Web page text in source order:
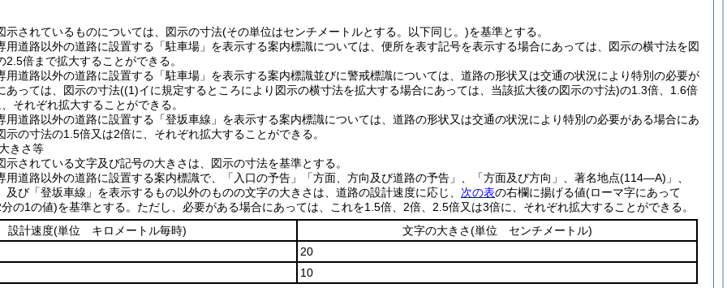
されているものについては、図示の寸法(その単位はセンチメートルとする。以下同じ。)を基準とする。
道路以外の道路に設置する「駐車場」を表示する案内標識については、便所を表す記号を表示する場合にあっては、図示の横寸法を図
2.5倍まで拡大することができる。
道路以外の道路に設置する「駐車場」を表示する案内標識並びに警戒標識については、道路の形状又は交通の状況により特別の必要が
あっては、図示の寸法((1)イに規定するところにより図示の横寸法を拡大する場合にあっては、当該拡大後の図示の寸法)の1.3倍、1.6倍
それぞれ拡大することができる。
道路以外の道路に設置する「登坂車線」を表示する案内標識については、道路の形状又は交通の状況により特別の必要がある場合にあ
示の寸法の1.5倍又は2倍に、それぞれ拡大することができる。
きさ等
されている文字及び記号の大きさは、図示の寸法を基準とする。
道路以外の道路に設置する案内標識で、「入口の予告」「方面、方向及び道路の予告」、「方面及び方向」、著名地点(114―A)」、
及び「登坂車線」を表示するもの以外のものの文字の大きさは、道路の設計速度に応じ、 次の表の右欄に揚げる値(ローマ字にあって
の1の値)を基準とする。ただし、必要がある場合にあっては、これを1.5倍、2倍、2.5倍又は3倍に、それぞれ拡大することができる。
設計速度(単位 キロメートル毎時) 文字の大きさ(単位 センチメートル)
20
10